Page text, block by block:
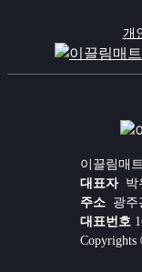
개
이끌림매트
대표자박
주소광주
대표번호
Copyrights